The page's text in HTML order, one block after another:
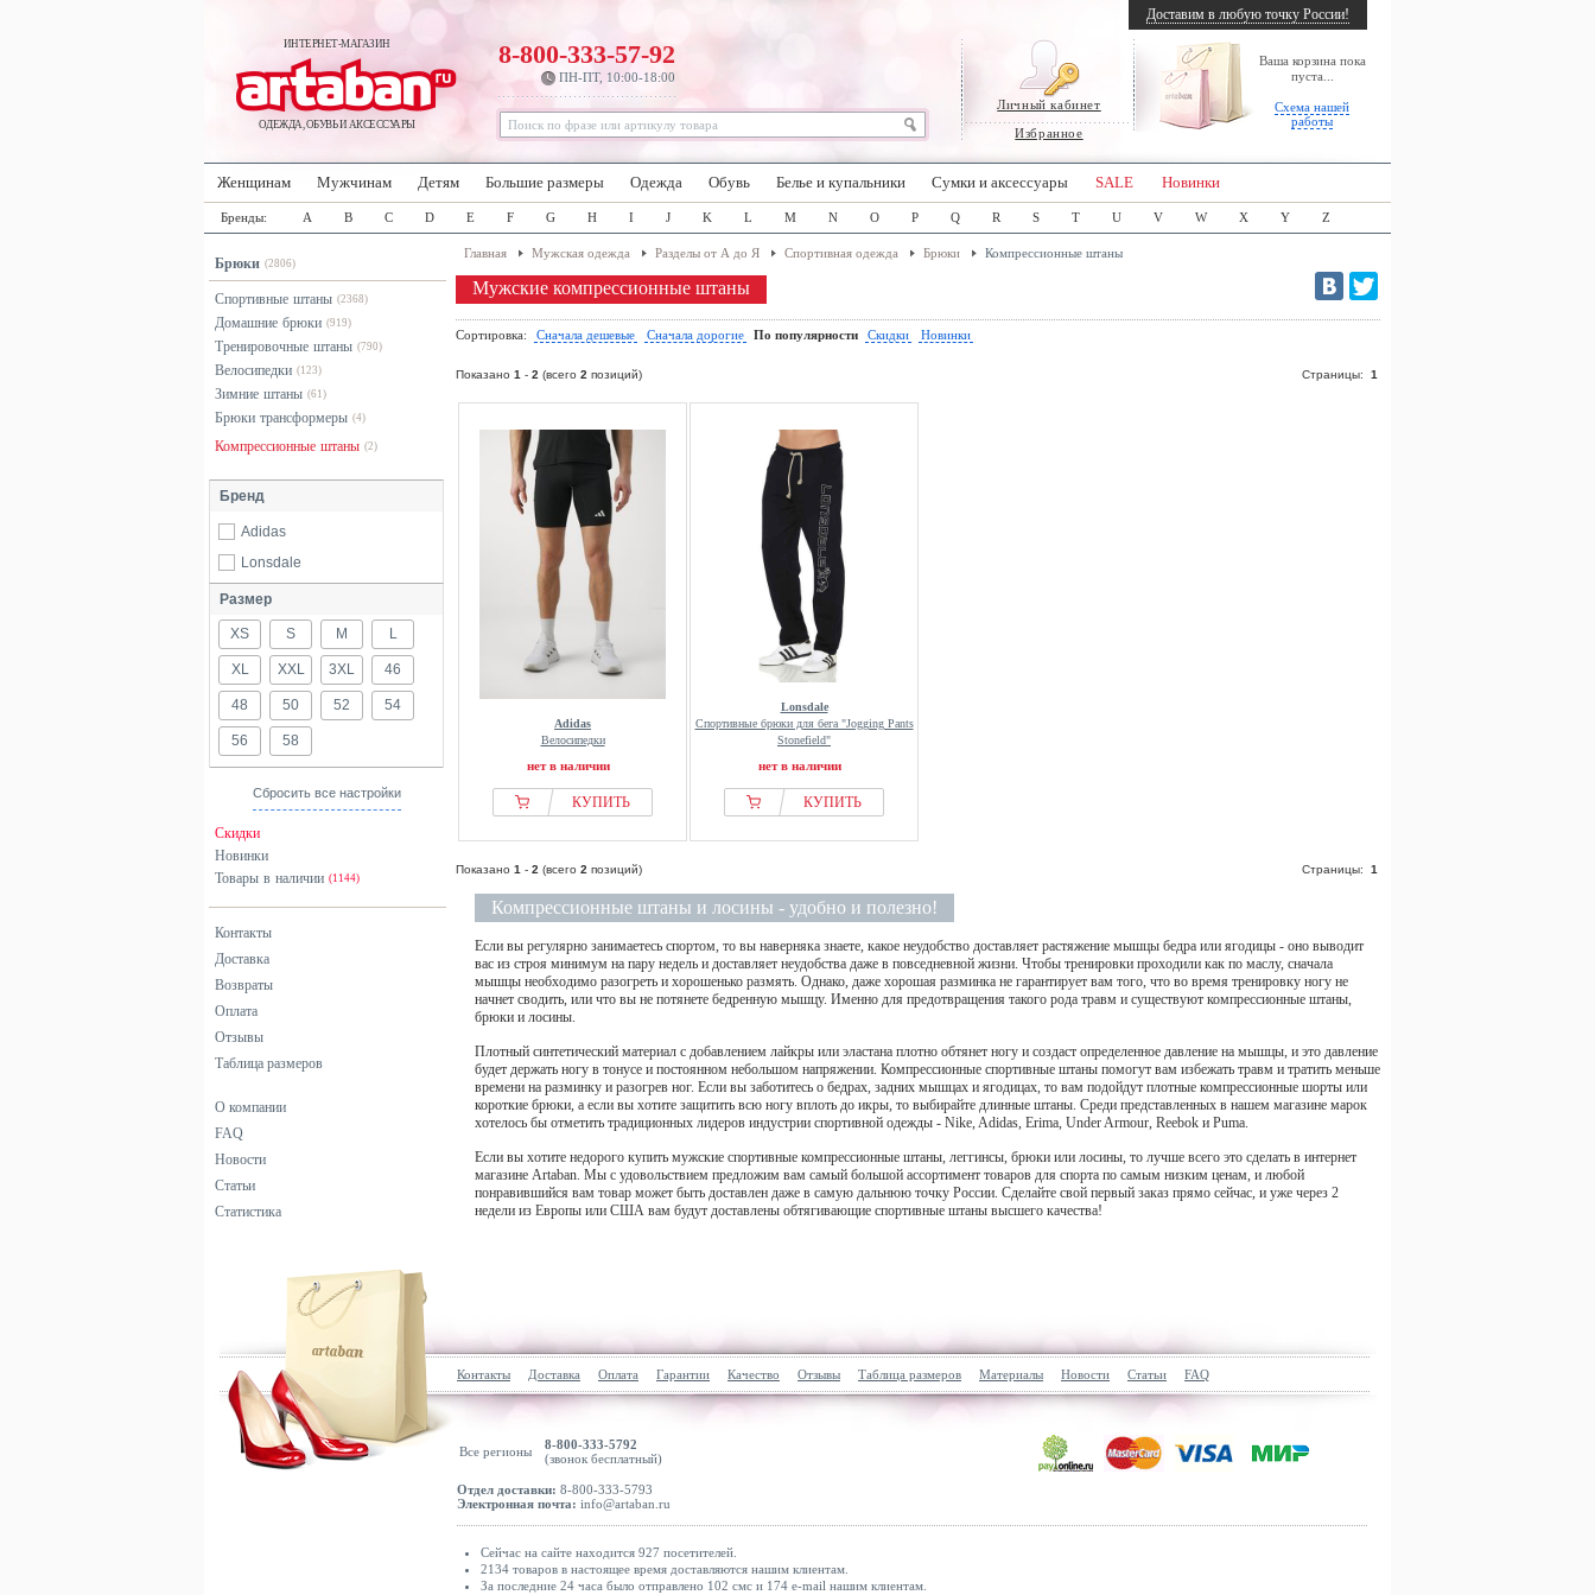
ИНТЕРНЕТ-МАГАЗИН
ОДЕЖДА, ОБУВЬ И АКСЕССУАРЫ
Личный кабинет
Избранное
Ваша корзина пока
пуста...
Схема нашей
работы
8-800-333-57-92
ПН-ПТ, 10:00-18:00
Доставим в любую точку России!
Женщинам Мужчинам Детям Большие размеры Одежда Обувь Белье и купальники Сумки и аксессуары SALE Новинки
Бренды: A B C D E F G H I J K L M N O P Q R S T U V W X Y Z
Брюки (2806)
Спортивные штаны (2368)
Домашние брюки (919)
Тренировочные штаны (790)
Велосипедки (123)
Зимние штаны (61)
Брюки трансформеры (4)
Компрессионные штаны (2)
Бренд
Adidas
Lonsdale
Размер
XS S M L
XL XXL 3XL 46
48 50 52 54
56 58
Сбросить все настройки
Скидки
Новинки
Товары в наличии (1144)
Контакты
Доставка
Возвраты
Оплата
Отзывы
Таблица размеров
О компании
FAQ
Новости
Статьи
Статистика
Главная Мужская одежда Разделы от А до Я Спортивная одежда Брюки Компрессионные штаны
Мужские компрессионные штаны
Сортировка: Сначала дешевые Сначала дорогие По популярности Скидки Новинки
Показано 1 - 2 (всего 2 позиций) Страницы: 1
Adidas
Велосипедки
нет в наличии
КУПИТЬ
Lonsdale
Спортивные брюки для бега "Jogging Pants
Stonefield"
нет в наличии
КУПИТЬ
Показано 1 - 2 (всего 2 позиций) Страницы: 1
Компрессионные штаны и лосины - удобно и полезно!
Если вы регулярно занимаетесь спортом, то вы наверняка знаете, какое неудобство доставляет растяжение мышцы бедра или ягодицы - оно выводит
вас из строя минимум на пару недель и доставляет неудобства даже в повседневной жизни. Чтобы тренировки проходили как по маслу, сначала
мышцы необходимо разогреть и хорошенько размять. Однако, даже хорошая разминка не гарантирует вам того, что во время тренировку ногу не
начнет сводить, или что вы не потянете бедренную мышцу. Именно для предотвращения такого рода травм и существуют компрессионные штаны,
брюки и лосины.
Плотный синтетический материал с добавлением лайкры или эластана плотно обтянет ногу и создаст определенное давление на мышцы, и это давление
будет держать ногу в тонусе и постоянном небольшом напряжении. Компрессионные спортивные штаны помогут вам избежать травм и тратить меньше
времени на разминку и разогрев ног. Если вы заботитесь о бедрах, задних мышцах и ягодицах, то вам подойдут плотные компрессионные шорты или
короткие брюки, а если вы хотите защитить всю ногу вплоть до икры, то выбирайте длинные штаны. Среди представленных в нашем магазине марок
хотелось бы отметить традиционных лидеров индустрии спортивной одежды - Nike, Adidas, Erima, Under Armour, Reebok и Puma.
Если вы хотите недорого купить мужские спортивные компрессионные штаны, леггинсы, брюки или лосины, то лучше всего это сделать в интернет
магазине Artaban. Мы с удовольствием предложим вам самый большой ассортимент товаров для спорта по самым низким ценам, и любой
понравившийся вам товар может быть доставлен даже в самую дальнюю точку России. Сделайте свой первый заказ прямо сейчас, и уже через 2
недели из Европы или США вам будут доставлены обтягивающие спортивные штаны высшего качества!
Контакты Доставка Оплата Гарантии Качество Отзывы Таблица размеров Материалы Новости Статьи FAQ
Все регионы
8-800-333-5792
(звонок бесплатный)
Отдел доставки: 8-800-333-5793
Электронная почта: info@artaban.ru
Сейчас на сайте находится 927 посетителей.
2134 товаров в настоящее время доставляются нашим клиентам.
За последние 24 часа было отправлено 102 смс и 174 e-mail нашим клиентам.